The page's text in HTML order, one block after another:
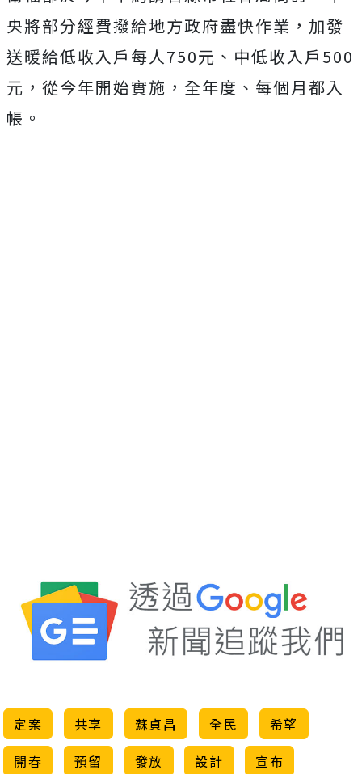
央將部分經費撥給地方政府盡快作業，加發
送暖給低收入戶每人750元、中低收入戶500
元，從今年開始實施，全年度、每個月都入
帳。
定案 共享 蘇貞昌 全民
希望
開春
預留 發放 設計 宣布